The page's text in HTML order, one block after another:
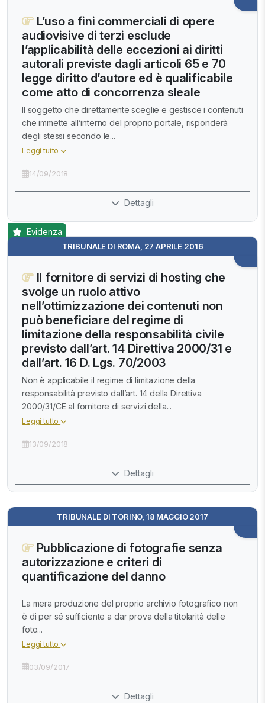
L’uso a fini commerciali di opere
audiovisive di terzi esclude
l’applicabilità delle eccezioni ai diritti
autorali previste dagli articoli 65 e 70
legge diritto d’autore ed è qualificabile
come atto di concorrenza sleale
Il soggetto che direttamente sceglie e gestisce i contenuti
che immette all’interno del proprio portale, risponderà
degli stessi secondo le...
Leggi tutto
14/09/2018
Dettagli
TRIBUNALE DI ROMA, 27 APRILE 2016
Evidenza
Il fornitore di servizi di hosting che
svolge un ruolo attivo
nell’ottimizzazione dei contenuti non
può beneficiare del regime di
limitazione della responsabilità civile
previsto dall’art. 14 Direttiva 2000/31 e
dall’art. 16 D. Lgs. 70/2003
Non è applicabile il regime di limitazione della
responsabilità previsto dall’art. 14 della Direttiva
2000/31/CE al fornitore di servizi della...
Leggi tutto
13/09/2018
Dettagli
TRIBUNALE DI TORINO, 18 MAGGIO 2017
Pubblicazione di fotografie senza
autorizzazione e criteri di
quantificazione del danno
La mera produzione del proprio archivio fotografico non
è di per sé sufficiente a dar prova della titolarità delle
foto...
Leggi tutto
03/09/2017
Dettagli